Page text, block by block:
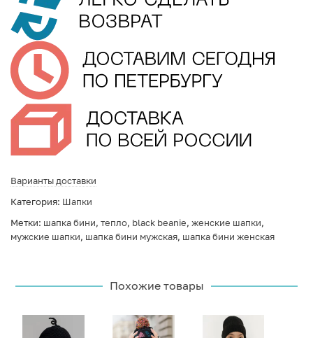
Варианты доставки
Категория: Шапки
Метки: шапка бини, тепло, black beanie, женские шапки,
мужские шапки, шапка бини мужская, шапка бини женская
Похожие товары